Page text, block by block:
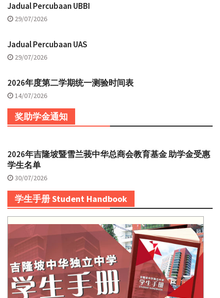
Jadual Percubaan UBBI
29/07/2026
Jadual Percubaan UAS
29/07/2026
2026年度第二学期统一测验时间表
14/07/2026
奖助学金通知
2026年吉隆坡暨雪兰莪中华总商会教育基金 助学金受惠
学生名单
30/07/2026
学生手册 Student Handbook